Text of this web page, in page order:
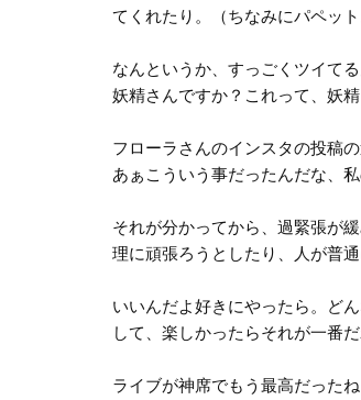
てくれたり。（ちなみにパペッ
なんというか、すっごくツイてる
妖精さんですか？これって、妖
フローラさんのインスタの投稿
あぁこういう事だったんだな、
それが分かってから、過緊張が
理に頑張ろうとしたり、人が普
いいんだよ好きにやったら。ど
して、楽しかったらそれが一番
ライブが神席でもう最高だったね